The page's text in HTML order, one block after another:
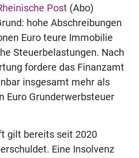
Post (Abo)
hohe Abschreibungen
Euro teure Immobilie
Steuerbelastungen. Nach
fordere das Finanzamt
insgesamt mehr als
Euro Grunderwerbsteuer
gilt bereits seit 2020
Eine Insolvenz